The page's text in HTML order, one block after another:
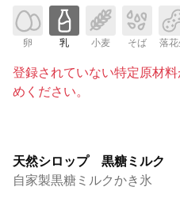
卵 乳 小麦 そば 落
登録されていない特定原材
めください。
天然シロップ 黒糖ミルク
自家製黒糖ミルクかき氷